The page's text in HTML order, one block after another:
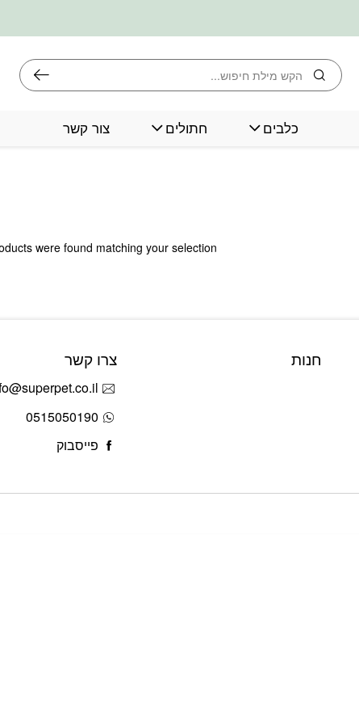
חיפוש
כלבים חתולים צור קשר
were found matching your selection.
חנות צרו קשר
0515050190
פייסבוק